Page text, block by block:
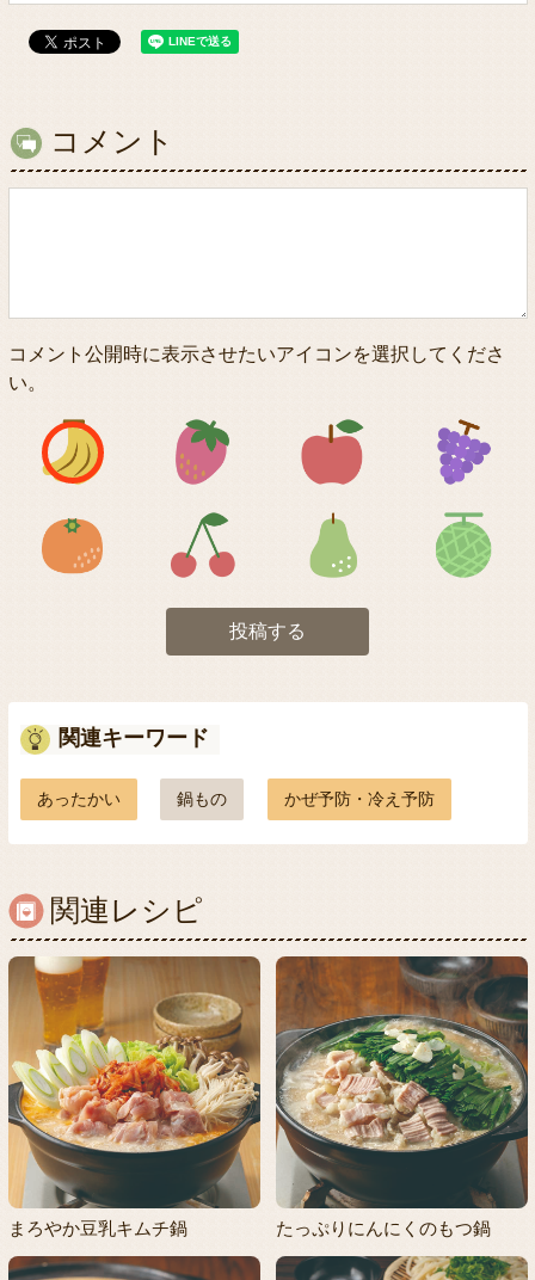
コメント
コメント公開時に表示させたいアイコンを選択してくださ
い。
アイコン1 アイコン2 アイコン3
アイコン5 アイコン6 アイコン7
投稿する
関連キーワード
あったかい 鍋もの かぜ予防・冷え予防
関連レシピ
まろやか豆乳キムチ鍋 たっぷりにんにくのもつ鍋